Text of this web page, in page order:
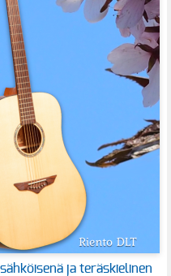
ja teräskielinen